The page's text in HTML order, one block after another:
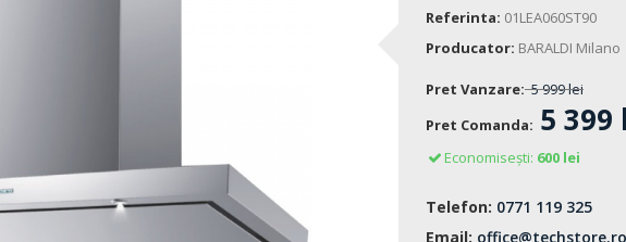
Referinta: 01LEA060ST90
Producator: BARALDI Milano
Pret Vanzare: 5 999 lei
Pret Comanda: 5 399
Economisești: 600 lei
Telefon: 0771 119 325
Email: office@techstore.ro